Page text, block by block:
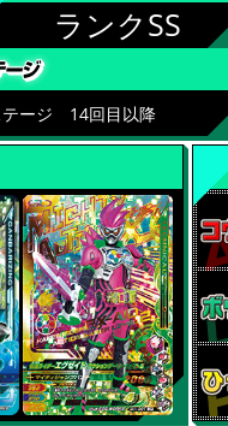
ランクSS
テージ 14回目以降